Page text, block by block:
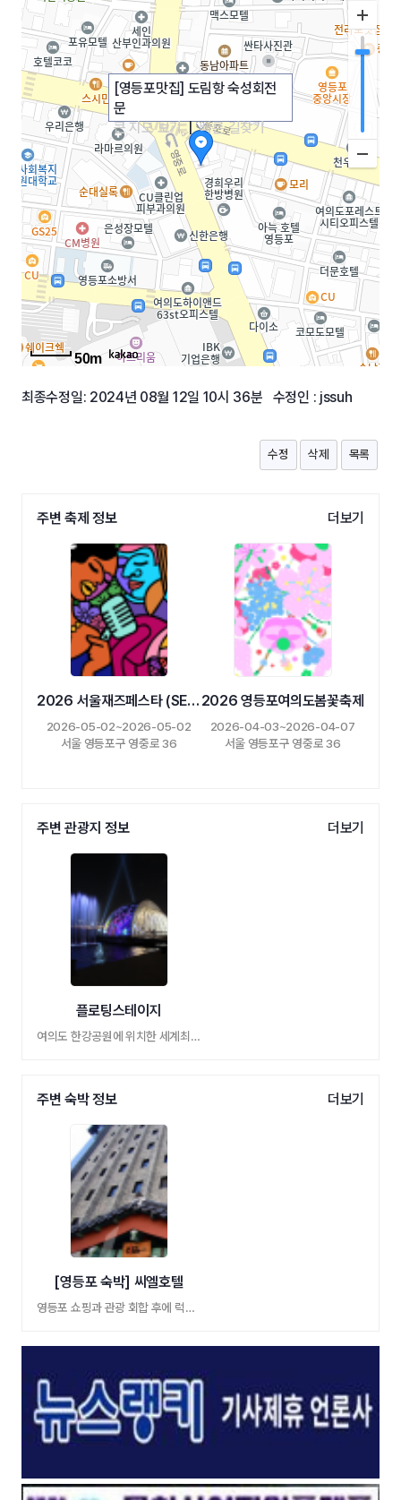
[영등포맛집] 도림항 숙성회전
문
큰 지도 보기|빠른 길찾기
50m
최종수정일: 2024년 08월 12일 10시 36분 수정인 : jssuh
수정 삭제 목록
주변 축제 정보 더보기
2026 서울재즈페스타 (SEOUL JAZZ FESTA)
2026-05-02~2026-05-02
서울 영등포구 영중로 36
2026 영등포여의도봄꽃축제
2026-04-03~2026-04-07
서울 영등포구 영중로 36
주변 관광지 정보 더보기
플로팅스테이지
여의도 한강공원에 위치한 세계최초의 개폐 …
주변 숙박 정보 더보기
[영등포 숙박] 씨엘호텔
영등포 쇼핑과 관광 회합 후에 럭셔리 힐링숙 …